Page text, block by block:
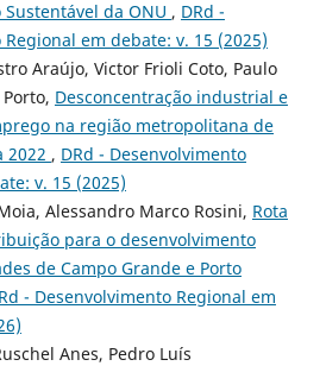
da ONU , DRd -
em debate: v. 15 (2025)
Araújo, Victor Frioli Coto, Paulo
Desconcentração industrial e
na região metropolitana de
2022 , DRd - Desenvolvimento
v. 15 (2025)
Alessandro Marco Rosini, Rota
para o desenvolvimento
de Campo Grande e Porto
- Desenvolvimento Regional em
Anes, Pedro Luís